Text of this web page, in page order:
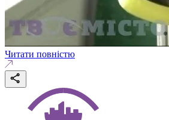
Читати повністю